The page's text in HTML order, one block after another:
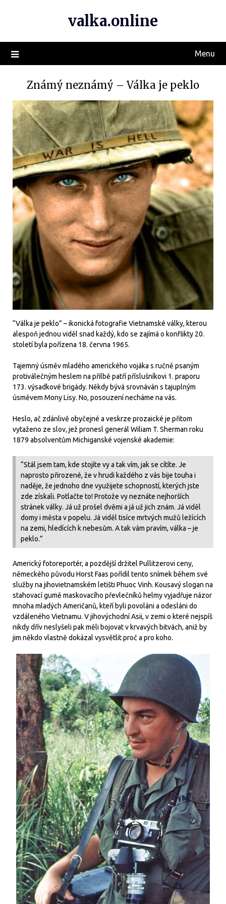
valka.online
Menu
Známý neznámý – Válka je peklo
“Válka je peklo” – ikonická fotografie Vietnamské války, kterou
alespoň jednou viděl snad každý, kdo se zajímá o konflikty 20.
století byla pořízena 18. června 1965.
Tajemný úsměv mladého amerického vojáka s ručně psaným
protiválečným heslem na přilbě patří příslušníkovi 1. praporu
173. výsadkové brigády. Někdy bývá srovnáván s tajuplným
úsměvem Mony Lisy. No, posouzení necháme na vás.
Heslo, ač zdánlivě obyčejné a veskrze prozaické je přitom
vytaženo ze slov, jež pronesl generál Wiliam T. Sherman roku
1879 absolventům Michiganské vojenské akademie:
“Stál jsem tam, kde stojíte vy a tak vím, jak se cítíte. Je
naprosto přirozené, že v hrudi každého z vás bije touha i
naděje, že jednoho dne využijete schopností, kterých jste
zde získali. Potlačte to! Protože vy neznáte nejhorších
stránek války. Já už prošel dvěmi a já už jich znám. Já viděl
domy i města v popelu. Já viděl tisíce mrtvých mužů ležících
na zemi, hledících k nebesům. A tak vám pravím, válka – je
peklo.”
Americký fotoreportér, a pozdější držitel Pullitzerovi ceny,
německého původu Horst Faas pořídil tento snímek během své
služby na jihovietnamském letišti Phuoc Vinh. Kousavý slogan na
stahovací gumě maskovacího převlečníků helmy vyjadřuje názor
mnoha mladých Američanů, kteří byli povoláni a odesláni do
vzdáleného Vietnamu. V jihovýchodní Asii, v zemi o které nejspíš
nikdy dřív neslyšeli pak měli bojovat v krvavých bitvách, aniž by
jim někdo vlastně dokázal vysvětlit proč a pro koho.